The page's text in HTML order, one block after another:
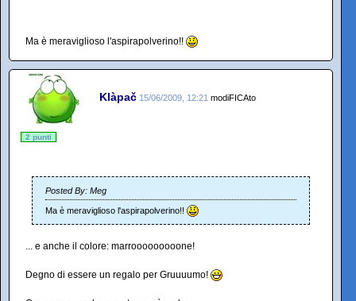
Ma è meraviglioso l'aspirapolverino!!
Klàpač 15/06/2009, 12:21 modiFICAto
2 punti
Posted By: Meg
Ma è meraviglioso l'aspirapolverino!!
... e anche il colore: marrooooooooone!
Degno di essere un regalo per Gruuuumo!